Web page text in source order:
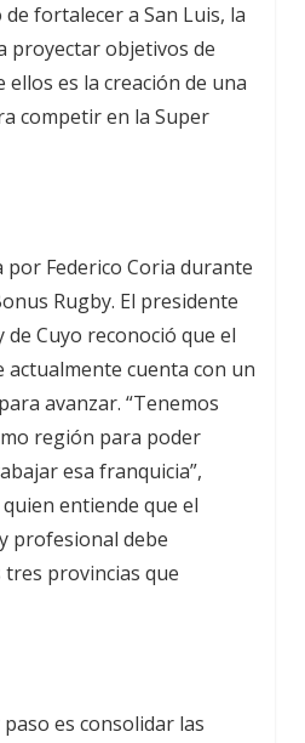
de fortalecer a San Luis, la
proyectar objetivos de
ellos es la creación de una
competir en la Super
por Federico Coria durante
Rugby. El presidente
de Cuyo reconoció que el
actualmente cuenta con un
avanzar. “Tenemos
región para poder
esa franquicia”,
entiende que el
profesional debe
provincias que
es consolidar las